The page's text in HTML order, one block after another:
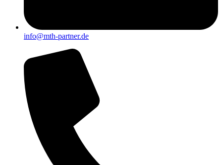
info@mth-partner.de